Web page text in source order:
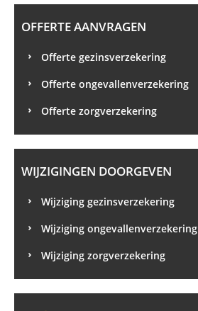
OFFERTE AANVRAGEN
Offerte gezinsverzekering
Offerte ongevallenverzekering
Offerte zorgverzekering
WIJZIGINGEN DOORGEVEN
Wijziging gezinsverzekering
Wijziging ongevallenverzekering
Wijziging zorgverzekering